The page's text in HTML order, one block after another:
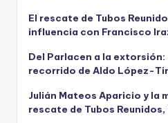
El rescate de Tubos
influencia con Francisco
Del Parlacen a la
recorrido de Aldo López-
Julián Mateos Aparicio y la
rescate de Tubos